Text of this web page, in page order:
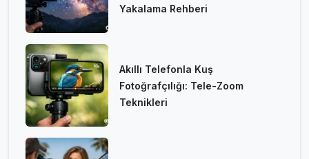
Yakalama Rehberi
Akıllı Telefonla Kuş
Fotoğrafçılığı: Tele-Zoom
Teknikleri